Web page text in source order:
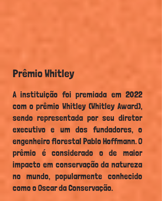
Prêmio Whitley
A instituição foi premiada em 2022
com o prêmio Whitley (Whitley Award),
sendo representada por seu diretor
executivo e um dos fundadores, o
engenheiro florestal Pablo Hoffmann. O
prêmio é considerado o de maior
impacto em conservação da natureza
no mundo, popularmente conhecido
como o Oscar da Conservação.